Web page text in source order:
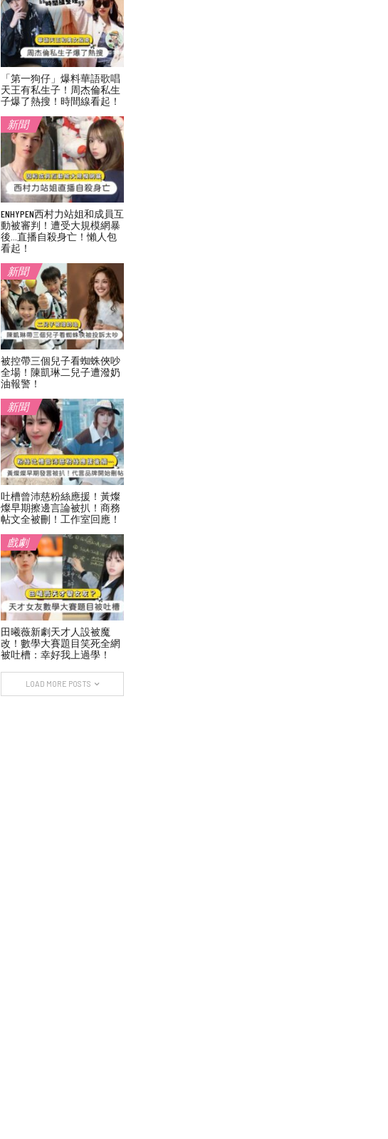
「第一狗仔」爆料華語歌唱
天王有私生子！周杰倫私生
子爆了熱搜！時間線看起！
新聞
ENHYPEN西村力站姐和成員互
動被審判！遭受大規模網暴
後…直播自殺身亡！懶人包
看起！
新聞
被控帶三個兒子看蜘蛛俠吵
全場！陳凱琳二兒子遭潑奶
油報警！
新聞
吐槽曾沛慈粉絲應援！黃燦
燦早期擦邊言論被扒！商務
帖文全被刪！工作室回應！
戲劇
田曦薇新劇天才人設被魔
改！數學大賽題目笑死全網
被吐槽：幸好我上過學！
LOAD MORE POSTS